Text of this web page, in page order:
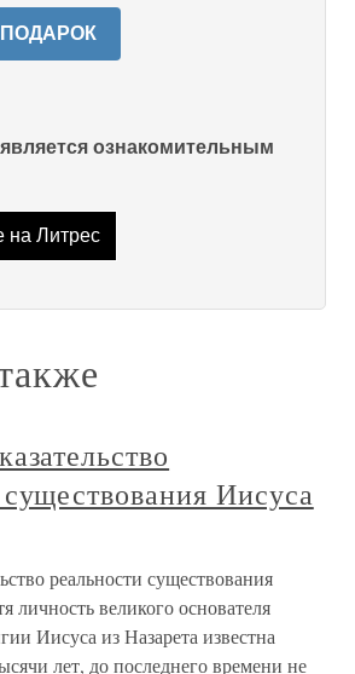
ознакомительным
на Литрес
Иисуса
реальности существования
личность великого основателя
Иисуса из Назарета известна
лет, до последнего времени не